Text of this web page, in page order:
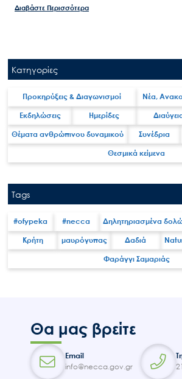
Εισιτήρια
Επικοινωνία
Διαβάστε Περισσότερα
Κατηγορίες
Προκηρύξεις & Διαγωνισμοί Νέα,
Εκδηλώσεις Ημερίδες
Θέματα ανθρώπινου δυναμικού Συνέδρια
Θεσμικά κείμενα
Tags
#ofypeka #necca Δηλητηριασμένα
Κρήτη μαυρόγυπας Δαδιά
Φαράγγι Σαμαριάς
Θα μας βρείτε
Email
info@necca.gov.gr